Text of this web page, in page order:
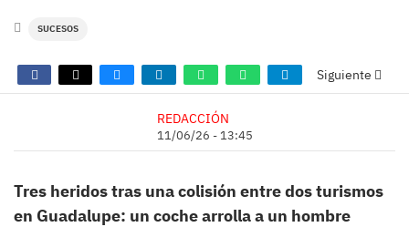
SUCESOS
Siguiente
REDACCIÓN
11/06/26 - 13:45
Tres heridos tras una colisión entre dos turismos
en Guadalupe: un coche arrolla a un hombre